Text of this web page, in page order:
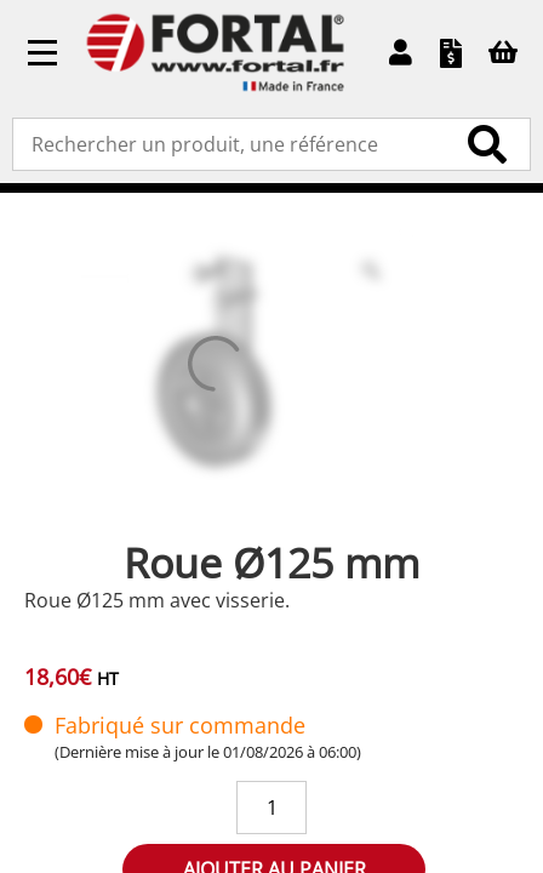
Toggle
Accueil»Pièces détachées»Roues, traverses et
système de levier» Roue Ø125 mm
Roue Ø125 mm
Roue Ø125 mm avec visserie.
18,60€ HT
Fabriqué sur commande
(Dernière mise à jour le 01/08/2026 à 06:00)
quantité
de
Roue